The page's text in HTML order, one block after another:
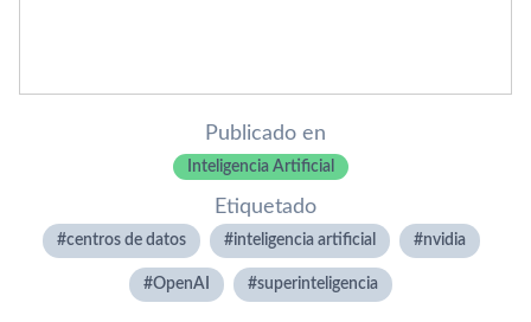
Publicado en
Inteligencia Artificial
Etiquetado
centros de datos inteligencia artificial nvidia
OpenAI superinteligencia